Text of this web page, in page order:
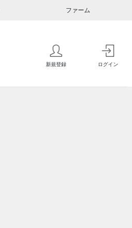
ファーム
新規登録 ログイン